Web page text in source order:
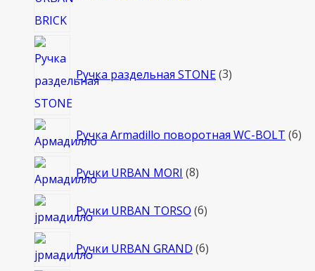
Ручка раздельная STONE 3товара
Ручка Armadillo поворотная WC-BOLT 66
Ручки URBAN MORI 88
Ручки URBAN TORSO 66
Ручки URBAN GRAND 66